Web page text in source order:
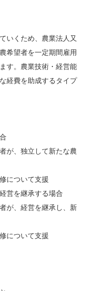
いくため、農業法人又
希望者を一定期間雇用
す。農業技術・経営能
経費を助成するタイプ
が、独立して新たな農
いて支援
継承する場合
、 経営を継承し、新
いて支援